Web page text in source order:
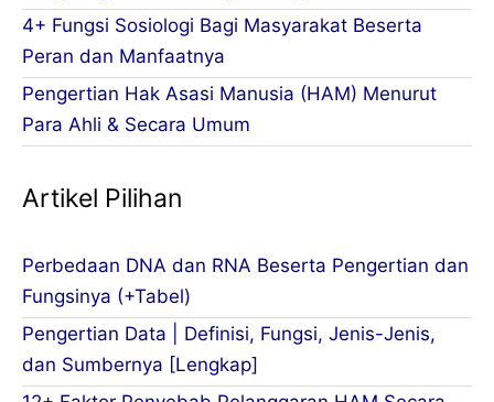
4+ Fungsi Sosiologi Bagi Masyarakat Beserta
Peran dan Manfaatnya
Pengertian Hak Asasi Manusia (HAM) Menurut
Para Ahli & Secara Umum
Artikel Pilihan
Perbedaan DNA dan RNA Beserta Pengertian dan
Fungsinya (+Tabel)
Pengertian Data | Definisi, Fungsi, Jenis-Jenis,
dan Sumbernya [Lengkap]